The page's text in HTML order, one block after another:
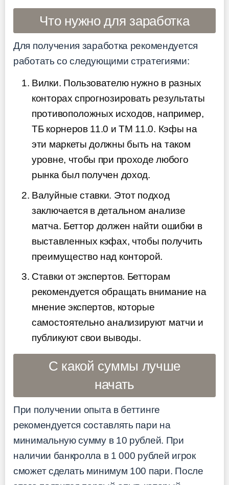
Что нужно для заработка
Для получения заработка рекомендуется
работать со следующими стратегиями:
Вилки. Пользователю нужно в разных
конторах спрогнозировать результаты
противоположных исходов, например,
ТБ корнеров 11.0 и ТМ 11.0. Кэфы на
эти маркеты должны быть на таком
уровне, чтобы при проходе любого
рынка был получен доход.
Валуйные ставки. Этот подход
заключается в детальном анализе
матча. Беттор должен найти ошибки в
выставленных кэфах, чтобы получить
преимущество над конторой.
Ставки от экспертов. Бетторам
рекомендуется обращать внимание на
мнение экспертов, которые
самостоятельно анализируют матчи и
публикуют свои выводы.
С какой суммы лучше
начать
При получении опыта в беттинге
рекомендуется составлять пари на
минимальную сумму в 10 рублей. При
наличии банкролла в 1 000 рублей игрок
сможет сделать минимум 100 пари. После